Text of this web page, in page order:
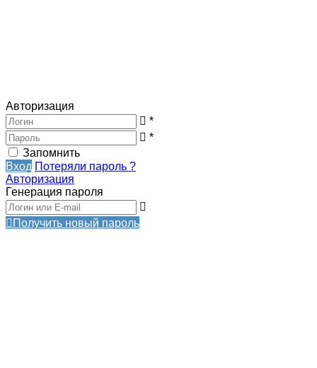
Авторизация
*
*
Запомнить
Вход Потеряли пароль ?
Авторизация
Генерация пароля
Получить новый пароль